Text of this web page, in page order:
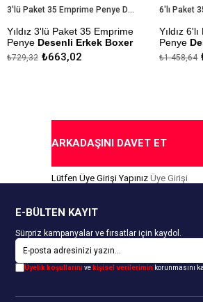
3'lü Paket 35 Emprime Penye Desenli Erkek Boxer
3'lü Paket 35 Emprime
Desenli Erkek Boxer
Kumaştan Üretilmiştir.
Ödeme Seçeneği
₺663,02
Yıldız 6'lı Paket
Penye Desenli
Modal
Kapıda Ödeme
₺1.458,64
ARKADAŞINI DAVET ET
Lütfen Üye Girişi Yapınız Üye Girişi
E-BÜLTEN KAYIT
Sürpriz kampanyalar ve fırsatlar için kaydol.
Üyelik koşullarınıve kişisel verilerimin korunmasını